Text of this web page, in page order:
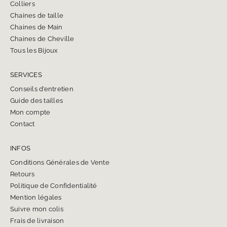
Colliers
Chaines de taille
Chaines de Main
Chaines de Cheville
Tous les Bijoux
SERVICES
Conseils d’entretien
Guide des tailles
Mon compte
Contact
INFOS
Conditions Générales de Vente
Retours
Politique de Confidentialité
Mention légales
Suivre mon colis
Frais de livraison